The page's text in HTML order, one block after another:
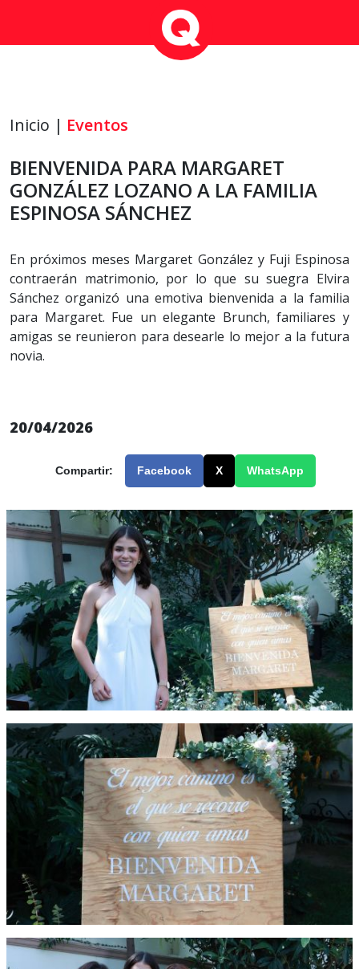
Inicio | Eventos
BIENVENIDA PARA MARGARET
GONZÁLEZ LOZANO A LA FAMILIA
ESPINOSA SÁNCHEZ
En próximos meses Margaret González y Fuji Espinosa
contraerán matrimonio, por lo que su suegra Elvira
Sánchez organizó una emotiva bienvenida a la familia
para Margaret. Fue un elegante Brunch, familiares y
amigas se reunieron para desearle lo mejor a la futura
novia.
20/04/2026
Compartir: Facebook X WhatsApp